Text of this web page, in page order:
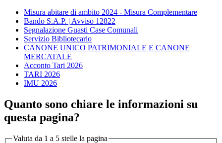
Misura abitare di ambito 2024 - Misura Complementare
Bando S.A.P. | Avviso 12822
Segnalazione Guasti Case Comunali
Servizio Bibliotecario
CANONE UNICO PATRIMONIALE E CANONE
MERCATALE
Acconto Tari 2026
TARI 2026
IMU 2026
Quanto sono chiare le informazioni su
questa pagina?
Valuta da 1 a 5 stelle la pagina